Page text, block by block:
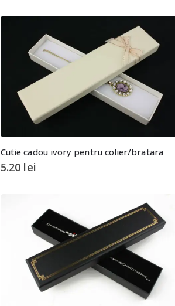
Cutie cadou ivory pentru colier/bratara
5.20 lei